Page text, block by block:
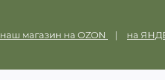
наш магазин на OZON | на